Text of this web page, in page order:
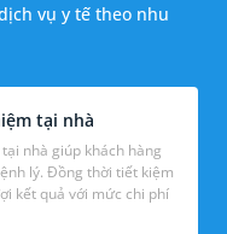
vụ y tế theo nhu
tại nhà
nhà giúp khách hàng
lý. Đồng thời tiết kiệm